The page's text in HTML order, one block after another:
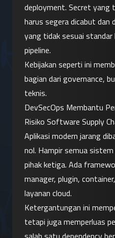
deployment. Secret
harus segera dicabut dan
yang tidak sesuai
pipeline.
Kebijakan seperti ini
bagian dari governance,
teknis.
DevSecOps Membantu
Risiko Software Supply
Aplikasi modern jarang
nol. Hampir semua
pihak ketiga. Ada
manager, plugin,
layanan cloud.
Ketergantungan ini
tetapi juga memperluas